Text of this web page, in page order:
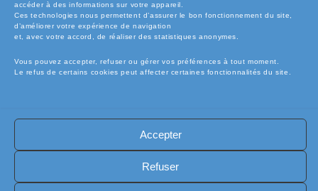
accéder à des informations sur votre appareil.
Ces technologies nous permettent d’assurer le bon fonctionnement du site,
d’améliorer votre expérience de navigation
et, avec votre accord, de réaliser des statistiques anonymes.
Vous pouvez accepter, refuser ou gérer vos préférences à tout moment.
Le refus de certains cookies peut affecter certaines fonctionnalités du site.
Accepter
Refuser
🧾Conditions Générales de Vente (CGV)
🧾 Mentions légales
🔐 Politique de confidentialité
🔐 Exercer mes droits RGPD
🍪 Politique de cookies (UE)
📦Livraisons et retours
🛡️ Assurance casse / perte